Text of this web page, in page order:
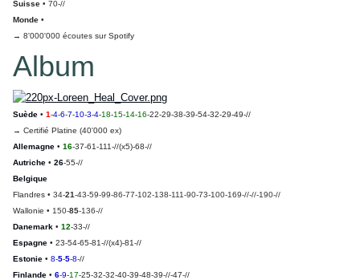
Suisse • 70-//
Monde •
→ 8'000'000 écoutes sur Spotify
Album
Suède • 1-4-6-7-10-3-4-18-15-14-16-22-29-38-39-54-32-29-49-//
→ Certifié Platine (40'000 ex)
Allemagne • 16-37-61-111-//(x5)-68-//
Autriche • 26-55-//
Belgique
Flandres • 34-21-43-59-99-86-77-102-138-111-90-73-100-169-//-//-190-//
Wallonie • 150-85-136-//
Danemark • 12-33-//
Espagne • 23-54-65-81-//(x4)-81-//
Estonie • 8-5-5-8-//
Finlande • 6-9-17-25-32-32-40-39-48-39-//-47-//